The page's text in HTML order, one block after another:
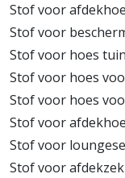
Stof voor
Stof voor
Stof voor hoes
Stof voor hoes
Stof voor hoes
Stof voor
Stof voor
Stof voor